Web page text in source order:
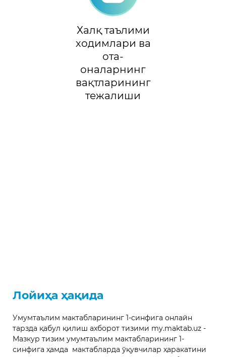
Халқ таълими
ходимлари ва
ота-
оналарнинг
вақтларининг
тежалиши
Лойиҳа ҳақида
Умумтаълим мактабларининг 1-синфига онлайн
тарзда қабул қилиш ахборот тизими my.maktab.uz -
Мазкур тизим умумтаълим мактабларининг 1-
синфига ҳамда мактабларда ўқувчилар ҳаракатини